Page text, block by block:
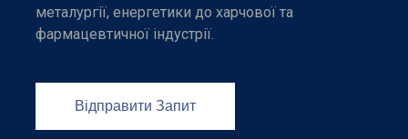
металургії, енергетики до харчової та
фармацевтичної індустрії.
Відправити Запит